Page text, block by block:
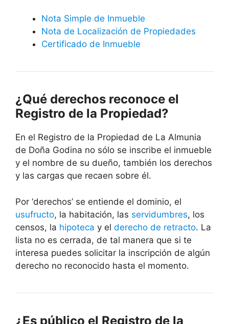
Nota Simple de Inmueble
Nota de Localización de Propiedades
Certificado de Inmueble
¿Qué derechos reconoce el
Registro de la Propiedad?
En el Registro de la Propiedad de La Almunia
de Doña Godina no sólo se inscribe el inmueble
y el nombre de su dueño, también los derechos
y las cargas que recaen sobre él.
Por ‘derechos’ se entiende el dominio, el
usufructo, la habitación, las servidumbres, los
censos, la hipoteca y el derecho de retracto. La
lista no es cerrada, de tal manera que si te
interesa puedes solicitar la inscripción de algún
derecho no reconocido hasta el momento.
¿Es público el Registro de la